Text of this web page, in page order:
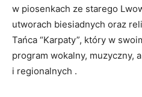
w piosenkach ze starego
utworach biesiadnych oraz
Tańca “Karpaty”, który w
program wokalny, muzyczny,
i regionalnych .